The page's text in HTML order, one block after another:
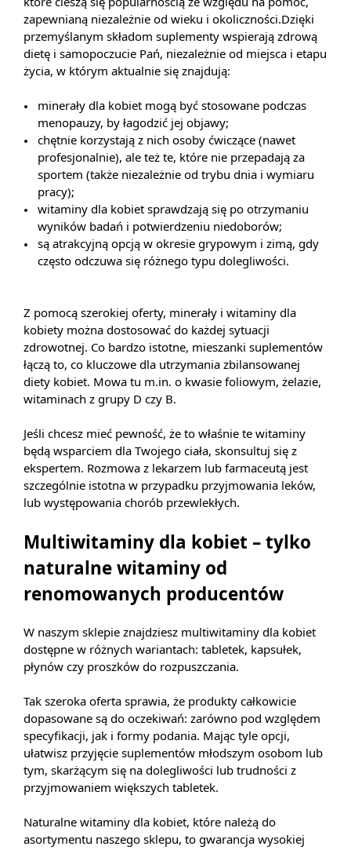
zapewnianą niezależnie od wieku i okoliczności.Dzięki
przemyślanym składom suplementy wspierają zdrową
dietę i samopoczucie Pań, niezależnie od miejsca i etapu
życia, w którym aktualnie się znajdują:
minerały dla kobiet mogą być stosowane podczas
menopauzy, by łagodzić jej objawy;
chętnie korzystają z nich osoby ćwiczące (nawet
profesjonalnie), ale też te, które nie przepadają za
sportem (także niezależnie od trybu dnia i wymiaru
pracy);
witaminy dla kobiet sprawdzają się po otrzymaniu
wyników badań i potwierdzeniu niedoborów;
są atrakcyjną opcją w okresie grypowym i zimą, gdy
często odczuwa się różnego typu dolegliwości.
Z pomocą szerokiej oferty, minerały i witaminy dla
kobiety można dostosować do każdej sytuacji
zdrowotnej. Co bardzo istotne, mieszanki suplementów
łączą to, co kluczowe dla utrzymania zbilansowanej
diety kobiet. Mowa tu m.in. o kwasie foliowym, żelazie,
witaminach z grupy D czy B.
Jeśli chcesz mieć pewność, że to właśnie te witaminy
będą wsparciem dla Twojego ciała, skonsultuj się z
ekspertem. Rozmowa z lekarzem lub farmaceutą jest
szczególnie istotna w przypadku przyjmowania leków,
lub występowania chorób przewlekłych.
Multiwitaminy dla kobiet – tylko
naturalne witaminy od
renomowanych producentów
W naszym sklepie znajdziesz multiwitaminy dla kobiet
dostępne w różnych wariantach: tabletek, kapsułek,
płynów czy proszków do rozpuszczania.
Tak szeroka oferta sprawia, że produkty całkowicie
dopasowane są do oczekiwań: zarówno pod względem
specyfikacji, jak i formy podania. Mając tyle opcji,
ułatwisz przyjęcie suplementów młodszym osobom lub
tym, skarżącym się na dolegliwości lub trudności z
przyjmowaniem większych tabletek.
Naturalne witaminy dla kobiet, które należą do
asortymentu naszego sklepu, to gwarancja wysokiej